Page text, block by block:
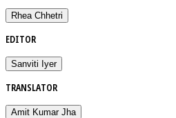
Rhea Chhetri
EDITOR
Sanviti Iyer
TRANSLATOR
Amit Kumar Jha